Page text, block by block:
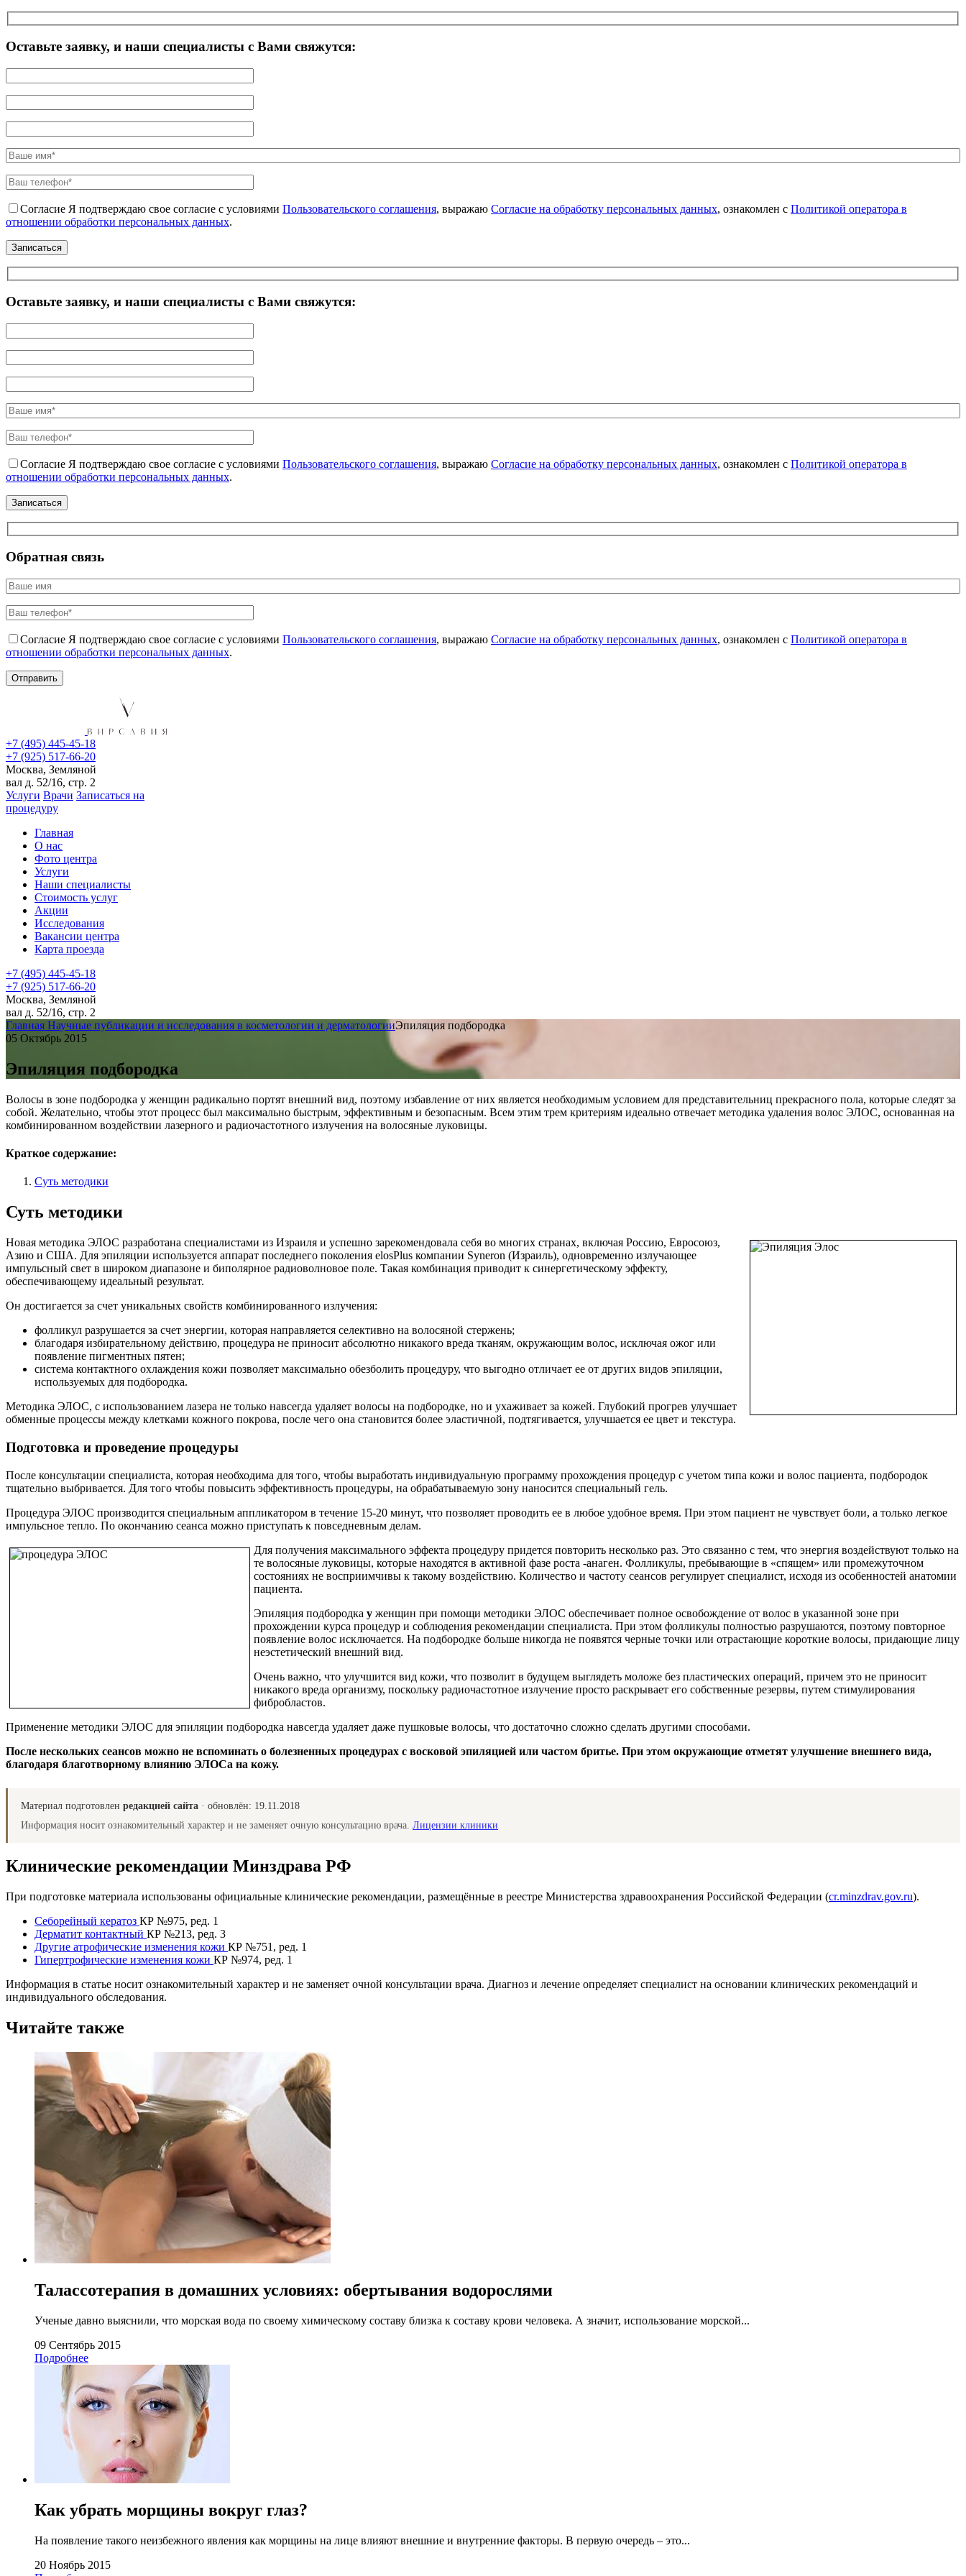
Оставьте заявку, и наши специалисты с Вами свяжутся:
Согласие Я подтверждаю свое согласие с условиями Пользовательского соглашения, выражаю Согласие на обработку персональных данных, ознакомлен с Политикой оператора в
отношении обработки персональных данных.
Оставьте заявку, и наши специалисты с Вами свяжутся:
Согласие Я подтверждаю свое согласие с условиями Пользовательского соглашения, выражаю Согласие на обработку персональных данных, ознакомлен с Политикой оператора в
отношении обработки персональных данных.
Обратная связь
Согласие Я подтверждаю свое согласие с условиями Пользовательского соглашения, выражаю Согласие на обработку персональных данных, ознакомлен с Политикой оператора в
отношении обработки персональных данных.
+7 (495) 445-45-18
+7 (925) 517-66-20
Москва, Земляной
вал д. 52/16, стр. 2
Услуги Врачи Записаться на
процедуру
Главная
О нас
Фото центра
Услуги
Наши специалисты
Стоимость услуг
Акции
Исследования
Вакансии центра
Карта проезда
+7 (495) 445-45-18
+7 (925) 517-66-20
Москва, Земляной
вал д. 52/16, стр. 2
Главная Научные публикации и исследования в косметологии и дерматологииЭпиляция подбородка
05 Октябрь 2015
Эпиляция подбородка
Волосы в зоне подбородка у женщин радикально портят внешний вид, поэтому избавление от них является необходимым условием для представительниц прекрасного пола, которые следят за
собой. Желательно, чтобы этот процесс был максимально быстрым, эффективным и безопасным. Всем этим трем критериям идеально отвечает методика удаления волос ЭЛОС, основанная на
комбинированном воздействии лазерного и радиочастотного излучения на волосяные луковицы.
Краткое содержание:
Суть методики
Суть методики
Новая методика ЭЛОС разработана специалистами из Израиля и успешно зарекомендовала себя во многих странах, включая Россию, Евросоюз,
Азию и США. Для эпиляции используется аппарат последнего поколения elosPlus компании Syneron (Израиль), одновременно излучающее
импульсный свет в широком диапазоне и биполярное радиоволновое поле. Такая комбинация приводит к синергетическому эффекту,
обеспечивающему идеальный результат.
Он достигается за счет уникальных свойств комбинированного излучения:
фолликул разрушается за счет энергии, которая направляется селективно на волосяной стержень;
благодаря избирательному действию, процедура не приносит абсолютно никакого вреда тканям, окружающим волос, исключая ожог или
появление пигментных пятен;
система контактного охлаждения кожи позволяет максимально обезболить процедуру, что выгодно отличает ее от других видов эпиляции,
используемых для подбородка.
Методика ЭЛОС, с использованием лазера не только навсегда удаляет волосы на подбородке, но и ухаживает за кожей. Глубокий прогрев улучшает
обменные процессы между клетками кожного покрова, после чего она становится более эластичной, подтягивается, улучшается ее цвет и текстура.
Подготовка и проведение процедуры
После консультации специалиста, которая необходима для того, чтобы выработать индивидуальную программу прохождения процедур с учетом типа кожи и волос пациента, подбородок
тщательно выбривается. Для того чтобы повысить эффективность процедуры, на обрабатываемую зону наносится специальный гель.
Процедура ЭЛОС производится специальным аппликатором в течение 15-20 минут, что позволяет проводить ее в любое удобное время. При этом пациент не чувствует боли, а только легкое
импульсное тепло. По окончанию сеанса можно приступать к повседневным делам.
Для получения максимального эффекта процедуру придется повторить несколько раз. Это связанно с тем, что энергия воздействуют только на
те волосяные луковицы, которые находятся в активной фазе роста -анаген. Фолликулы, пребывающие в «спящем» или промежуточном
состояниях не восприимчивы к такому воздействию. Количество и частоту сеансов регулирует специалист, исходя из особенностей анатомии
пациента.
Эпиляция подбородка у женщин при помощи методики ЭЛОС обеспечивает полное освобождение от волос в указанной зоне при
прохождении курса процедур и соблюдения рекомендации специалиста. При этом фолликулы полностью разрушаются, поэтому повторное
появление волос исключается. На подбородке больше никогда не появятся черные точки или отрастающие короткие волосы, придающие лицу
неэстетический внешний вид.
Очень важно, что улучшится вид кожи, что позволит в будущем выглядеть моложе без пластических операций, причем это не приносит
никакого вреда организму, поскольку радиочастотное излучение просто раскрывает его собственные резервы, путем стимулирования
фибробластов.
Применение методики ЭЛОС для эпиляции подбородка навсегда удаляет даже пушковые волосы, что достаточно сложно сделать другими способами.
После нескольких сеансов можно не вспоминать о болезненных процедурах с восковой эпиляцией или частом бритье. При этом окружающие отметят улучшение внешнего вида,
благодаря благотворному влиянию ЭЛОСа на кожу.
Материал подготовлен редакцией сайта · обновлён: 19.11.2018
Информация носит ознакомительный характер и не заменяет очную консультацию врача. Лицензии клиники
Клинические рекомендации Минздрава РФ
При подготовке материала использованы официальные клинические рекомендации, размещённые в реестре Министерства здравоохранения Российской Федерации (cr.minzdrav.gov.ru).
Себорейный кератоз КР №975, ред. 1
Дерматит контактный КР №213, ред. 3
Другие атрофические изменения кожи КР №751, ред. 1
Гипертрофические изменения кожи КР №974, ред. 1
Информация в статье носит ознакомительный характер и не заменяет очной консультации врача. Диагноз и лечение определяет специалист на основании клинических рекомендаций и
индивидуального обследования.
Читайте также
Талассотерапия в домашних условиях: обертывания водорослями
Ученые давно выяснили, что морская вода по своему химическому составу близка к составу крови человека. А значит, использование морской...
09 Сентябрь 2015
Подробнее
Как убрать морщины вокруг глаз?
На появление такого неизбежного явления как морщины на лице влияют внешние и внутренние факторы. В первую очередь – это...
20 Ноябрь 2015